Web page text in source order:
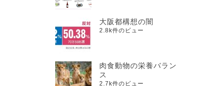
大阪都構想の闇
2.8k件のビュー
肉食動物の栄養バラン
ス
2.7k件のビュー